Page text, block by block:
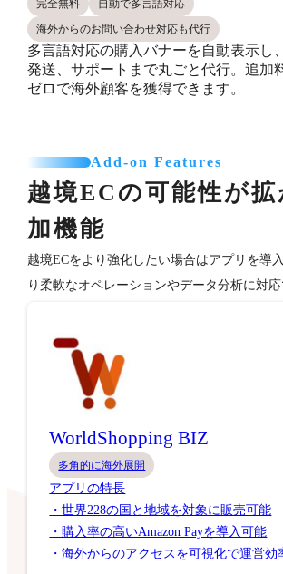
完全無料
自動で多言語対応
海外からのお問い合わせ対応も代行
多言語対応の購入バナーを自動表示し
発送、サポートまで丸ごと代行。追加
ゼロで海外顧客を獲得できます。
Add-on Features
越境ECの可能性が
加機能
越境ECをより強化したい場合はアプリを導
り柔軟なオペレーションやデータ分析に対応
WorldShopping BIZ
多角的に海外展開
アプリの特長
・世界228の国と地域を対象に販売可能
・購入率の高いAmazon Payを導入可能
・海外からのアクセスを可視化で運営効